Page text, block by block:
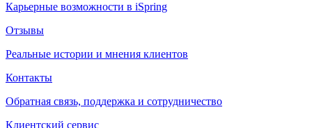
Карьерные возможности в iSpring
Отзывы
Реальные истории и мнения клиентов
Контакты
Обратная связь, поддержка и сотрудничество
Клиентский сервис